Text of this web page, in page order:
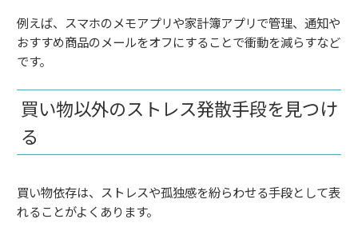
例えば、スマホのメモアプリや家計簿アプリで管理、通知や
おすすめ商品のメールをオフにすることで衝動を減らすなど
です。
買い物以外のストレス発散手段を見つけ
る
買い物依存は、ストレスや孤独感を紛らわせる手段として表
れることがよくあります。